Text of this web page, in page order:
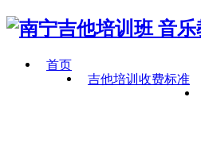
首页
吉他培训收费标准